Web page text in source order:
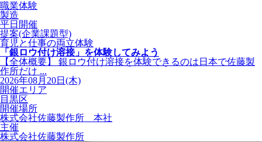
職業体験
製造
平日開催
提案(企業課題型)
育児と仕事の両立体験
「銀ロウ付け溶接」を体験してみよう
【全体概要】 銀ロウ付け溶接を体験できるのは日本で佐藤製
作所だけ ...
2026年08月20日(木)
開催エリア
目黒区
開催場所
株式会社佐藤製作所 本社
主催
株式会社佐藤製作所